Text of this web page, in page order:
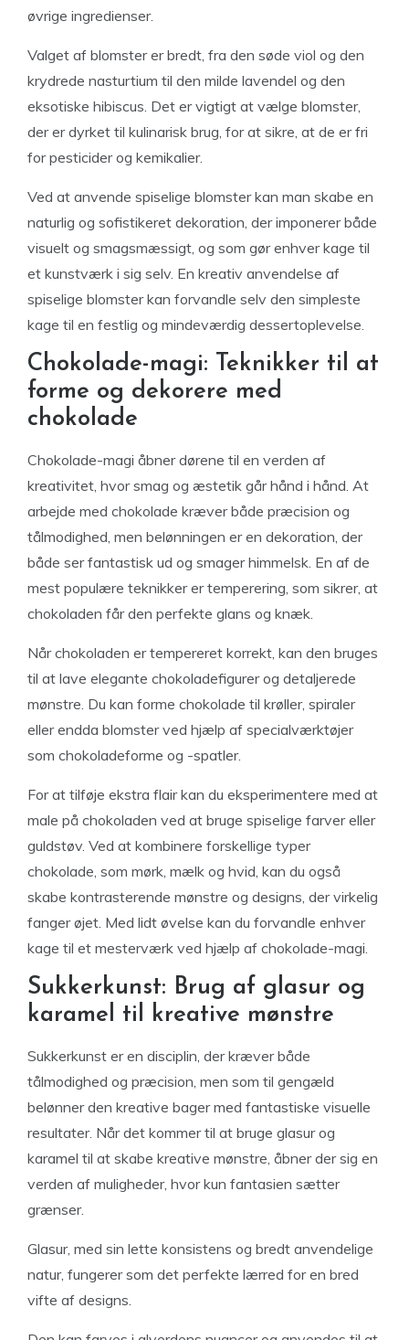
øvrige ingredienser.
Valget af blomster er bredt, fra den søde viol og den
krydrede nasturtium til den milde lavendel og den
eksotiske hibiscus. Det er vigtigt at vælge blomster,
der er dyrket til kulinarisk brug, for at sikre, at de er fri
for pesticider og kemikalier.
Ved at anvende spiselige blomster kan man skabe en
naturlig og sofistikeret dekoration, der imponerer både
visuelt og smagsmæssigt, og som gør enhver kage til
et kunstværk i sig selv. En kreativ anvendelse af
spiselige blomster kan forvandle selv den simpleste
kage til en festlig og mindeværdig dessertoplevelse.
Chokolade-magi: Teknikker til at
forme og dekorere med
chokolade
Chokolade-magi åbner dørene til en verden af
kreativitet, hvor smag og æstetik går hånd i hånd. At
arbejde med chokolade kræver både præcision og
tålmodighed, men belønningen er en dekoration, der
både ser fantastisk ud og smager himmelsk. En af de
mest populære teknikker er temperering, som sikrer, at
chokoladen får den perfekte glans og knæk.
Når chokoladen er tempereret korrekt, kan den bruges
til at lave elegante chokoladefigurer og detaljerede
mønstre. Du kan forme chokolade til krøller, spiraler
eller endda blomster ved hjælp af specialværktøjer
som chokoladeforme og -spatler.
For at tilføje ekstra flair kan du eksperimentere med at
male på chokoladen ved at bruge spiselige farver eller
guldstøv. Ved at kombinere forskellige typer
chokolade, som mørk, mælk og hvid, kan du også
skabe kontrasterende mønstre og designs, der virkelig
fanger øjet. Med lidt øvelse kan du forvandle enhver
kage til et mesterværk ved hjælp af chokolade-magi.
Sukkerkunst: Brug af glasur og
karamel til kreative mønstre
Sukkerkunst er en disciplin, der kræver både
tålmodighed og præcision, men som til gengæld
belønner den kreative bager med fantastiske visuelle
resultater. Når det kommer til at bruge glasur og
karamel til at skabe kreative mønstre, åbner der sig en
verden af muligheder, hvor kun fantasien sætter
grænser.
Glasur, med sin lette konsistens og bredt anvendelige
natur, fungerer som det perfekte lærred for en bred
vifte af designs.